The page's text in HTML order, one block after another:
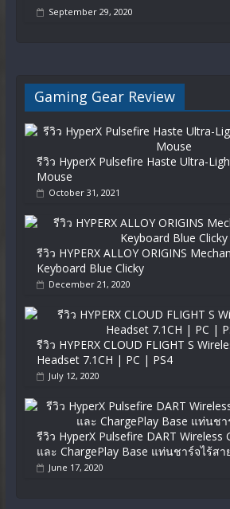
September 29, 2020
Gaming Gear Review
รีวิว HyperX Pulsefire Haste Ultra-
Mouse
October 31, 2021
รีวิว HYPERX ALLOY ORIGINS
Keyboard Blue Clicky
December 21, 2020
รีวิว HYPERX CLOUD FLIGHT S
Headset 7.1CH | PC | PS4
July 12, 2020
รีวิว HyperX Pulsefire DART Wireless
และ ChargePlay Base แท่นชาร์จไร้สา
June 17, 2020